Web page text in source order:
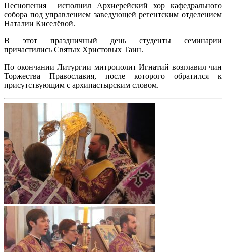
Песнопения исполнил Архиерейский хор кафедрального
собора под управлением заведующей регентским отделением
Наталии Киселёвой.
В этот праздничный день студенты семинарии
причастились Святых Христовых Таин.
По окончании Литургии митрополит Игнатий возглавил чин
Торжества Православия, после которого обратился к
присутствующим с архипастырским словом.